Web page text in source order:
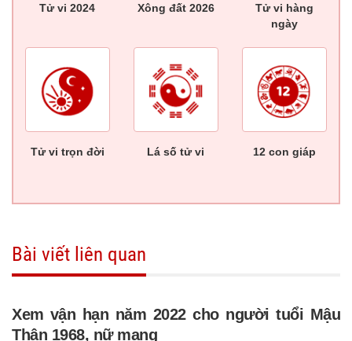
Tử vi 2024 Xông đất 2026
Tử vi hàng
ngày
Tử vi trọn đời Lá số tử vi 12 con giáp
Bài viết liên quan
Xem vận hạn năm 2022 cho người tuổi Mậu
Thân 1968, nữ mạng